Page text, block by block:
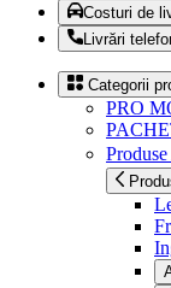
Costuri de
Livrări
Categorii
PRO